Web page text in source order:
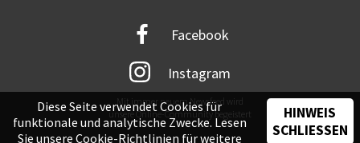
Facebook
Instagram
Mit immer neuem Newsfeed wird
unsere Online-Community begeistert
Diese Seite verwendet Cookies für
funktionale und analytische Zwecke. Lesen
Sie unsere Cookie-Richtlinien für weitere
HINWEIS
SCHLIESSEN